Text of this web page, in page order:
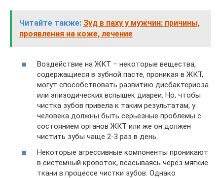
Читайте также: Зуд в паху у мужчин: причины,
проявления на коже, лечение
Воздействие на ЖКТ – некоторые вещества,
содержащиеся в зубной пасте, проникая в ЖКТ,
могут способствовать развитию дисбактериоза
или эпизодических вспышек диареи. Но, чтобы
чистка зубов привела к таким результатам, у
человека должны быть серьезные проблемы с
состоянием органов ЖКТ или же он должен
чистить зубы чаще 2-3 раз в день.
Некоторые агрессивные компоненты проникают
в системный кровоток, всасываясь через мягкие
ткани в процессе чистки зубов. Однако